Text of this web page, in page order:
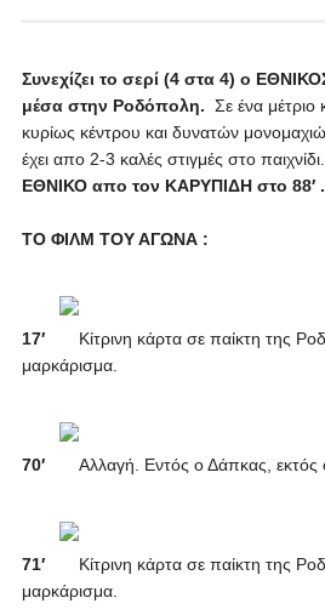
Συνεχίζει το σερί (4 στα 4) ο
μέσα στην Ροδόπολη. Σε ένα μέτριο
κυρίως κέντρου και δυνατών
έχει απο 2-3 καλές στιγμές στο παιχνίδι.
ΕΘΝΙΚΟ απο τον ΚΑΡΥΠΙΔΗ στο 88′ .
ΤΟ ΦΙΛΜ ΤΟΥ ΑΓΩΝΑ :
17′
Κίτρινη κάρτα σε παίκτη της
μαρκάρισμα.
70′ Αλλαγή. Εντός ο Δάπκας, εκτός
71′
Κίτρινη κάρτα σε παίκτη της
μαρκάρισμα.